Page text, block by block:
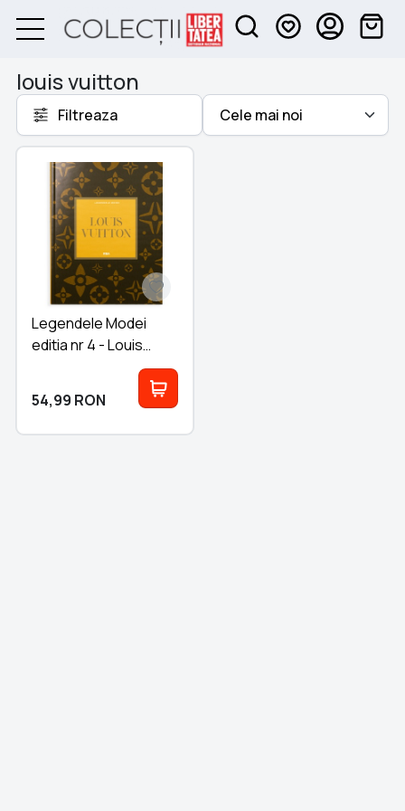
louis vuitton
Filtreaza
Legendele Modei
editia nr 4 - Louis
54,99 RON